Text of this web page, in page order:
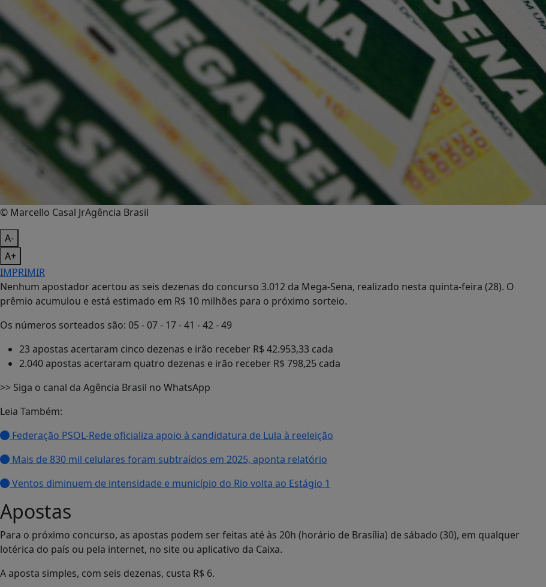
© Marcello Casal JrAgência Brasil
A-
A+
IMPRIMIR
Nenhum apostador acertou as seis dezenas do concurso 3.012 da Mega-Sena, realizado nesta quinta-feira (28). O
prêmio acumulou e está estimado em R$ 10 milhões para o próximo sorteio.
Os números sorteados são: 05 - 07 - 17 - 41 - 42 - 49
23 apostas acertaram cinco dezenas e irão receber R$ 42.953,33 cada
2.040 apostas acertaram quatro dezenas e irão receber R$ 798,25 cada
>> Siga o canal da Agência Brasil no WhatsApp
Leia Também:
Federação PSOL-Rede oficializa apoio à candidatura de Lula à reeleição
Mais de 830 mil celulares foram subtraídos em 2025, aponta relatório
Ventos diminuem de intensidade e município do Rio volta ao Estágio 1
Apostas
Para o próximo concurso, as apostas podem ser feitas até às 20h (horário de Brasília) de sábado (30), em qualquer
lotérica do país ou pela internet, no site ou aplicativo da Caixa.
A aposta simples, com seis dezenas, custa R$ 6.